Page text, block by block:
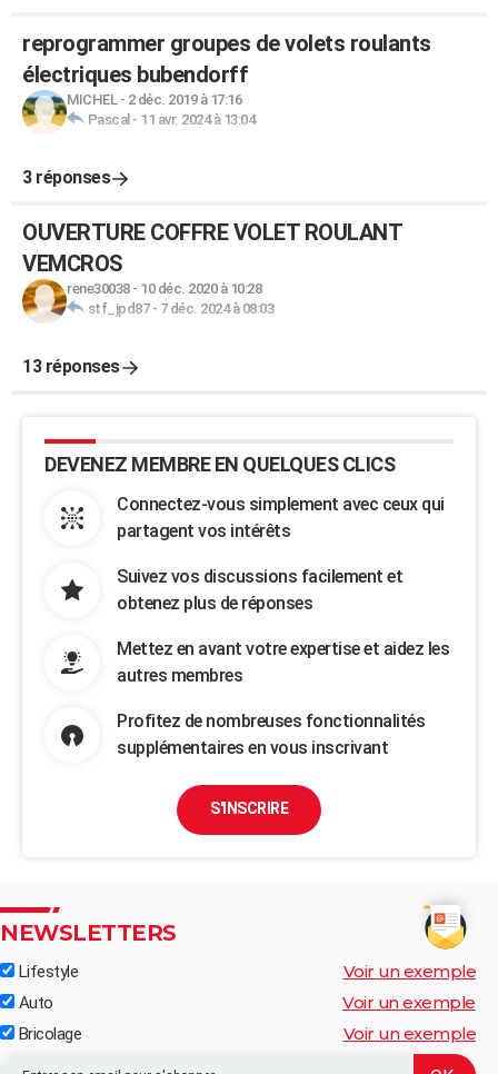
reprogrammer groupes de volets roulants
électriques bubendorff
MICHEL- 2 déc. 2019 à 17:16
Pascal - 11 avr. 2024 à 13:04
3 réponses
OUVERTURE COFFRE VOLET ROULANT
VEMCROS
rene30038- 10 déc. 2020 à 10:28
stf_jpd87- 7 déc. 2024 à 08:03
13 réponses
DEVENEZ MEMBRE EN QUELQUES CLICS
Connectez-vous simplement avec ceux qui
partagent vos intérêts
Suivez vos discussions facilement et
obtenez plus de réponses
Mettez en avant votre expertise et aidez les
autres membres
Profitez de nombreuses fonctionnalités
supplémentaires en vous inscrivant
S'INSCRIRE
NEWSLETTERS
Lifestyle Voir un exemple
Auto Voir un exemple
Bricolage Voir un exemple